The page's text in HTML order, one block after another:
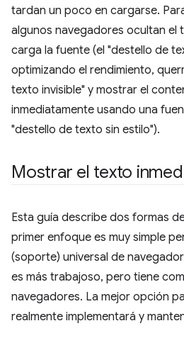
tardan un poco en cargarse.
algunos navegadores ocultan el
carga la fuente (el "destello de
optimizando el rendimiento,
texto invisible" y mostrar el
inmediatamente usando una
"destello de texto sin estilo").
Mostrar el texto
Esta guía describe dos formas
primer enfoque es muy simple
(soporte) universal de
es más trabajoso, pero tiene
navegadores. La mejor opción
realmente implementará y